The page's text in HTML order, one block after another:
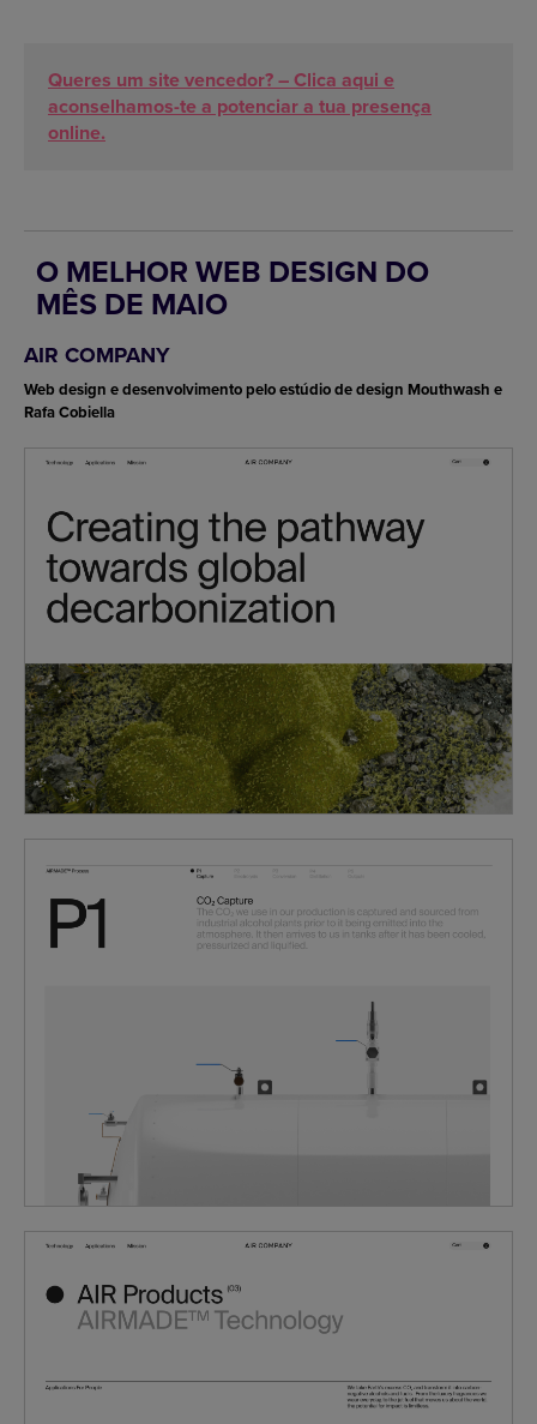
Queres um site vencedor? – Clica aqui e
aconselhamos-te a potenciar a tua presença
online.
O MELHOR WEB DESIGN DO
MÊS DE MAIO
AIR COMPANY
Web design e desenvolvimento pelo estúdio de design Mouthwash e
Rafa Cobiella